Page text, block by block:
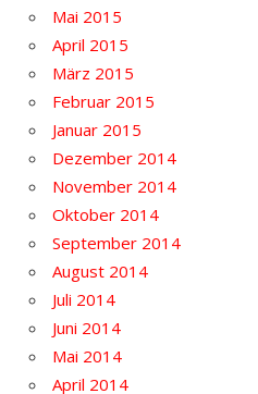
Mai 2015
April 2015
März 2015
Februar 2015
Januar 2015
Dezember 2014
November 2014
Oktober 2014
September 2014
August 2014
Juli 2014
Juni 2014
Mai 2014
April 2014